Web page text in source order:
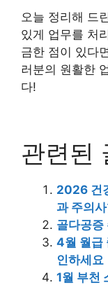
오늘 정리해 드
있게 업무를 처
금한 점이 있다
러분의 원활한
다!
관련된
2026 건
과 주의
골다공증
4월 월급
인하세요
1월 부천